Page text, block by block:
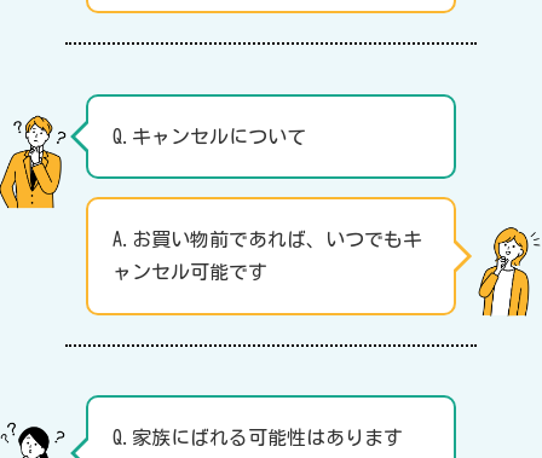
Q.キャンセルについて
A.お買い物前であれば、いつでもキ
ャンセル可能です
Q.家族にばれる可能性はあります